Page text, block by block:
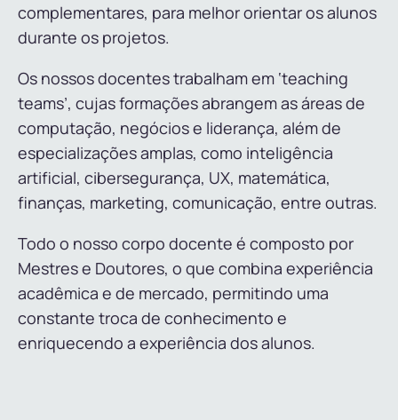
complementares, para melhor orientar os alunos
durante os projetos.
Os nossos docentes trabalham em ‘teaching
teams’, cujas formações abrangem as áreas de
computação, negócios e liderança, além de
especializações amplas, como inteligência
artificial, cibersegurança, UX, matemática,
finanças, marketing, comunicação, entre outras.
Todo o nosso corpo docente é composto por
Mestres e Doutores, o que combina experiência
acadêmica e de mercado, permitindo uma
constante troca de conhecimento e
enriquecendo a experiência dos alunos.